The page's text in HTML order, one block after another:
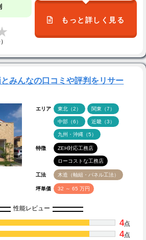
もっと詳しく見る
みんなの口コミや評判をリサー
エリア 東北（2） 関東（7）
中部（6） 近畿（3）
九州・沖縄（5）
特徴 ZEH対応工務店
ローコストな工務店
工法 木造（軸組・パネル工法）
坪単価 32 ～ 65 万円
性能レビュー
4点
4点